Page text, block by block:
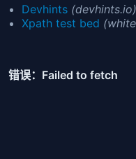
Devhints (devhints.io)
Xpath test bed